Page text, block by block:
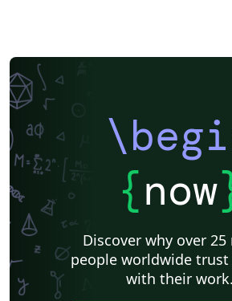
{now
Discover why over
people worldwide trust
with their work.